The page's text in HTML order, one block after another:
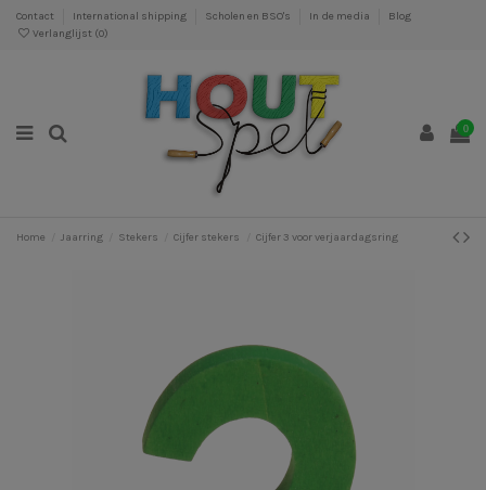
Contact International shipping Scholen en BSO's In de media
Blog
Verlanglijst (0)
0
Home Jaarring Stekers Cijfer stekers Cijfer 3 voor verjaardagsring